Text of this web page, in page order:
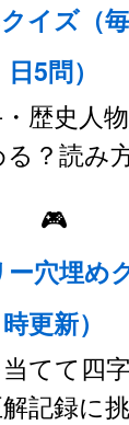
イズ（
日5問）
歴史人
？読み
🎮
穴埋め
時更新）
てて四
記録に挑